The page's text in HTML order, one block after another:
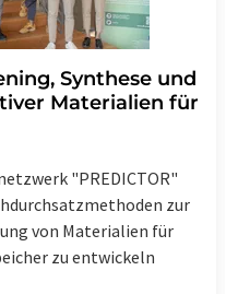
Synthese und
Materialien für
"PREDICTOR"
zur
von Materialien für
zu entwickeln